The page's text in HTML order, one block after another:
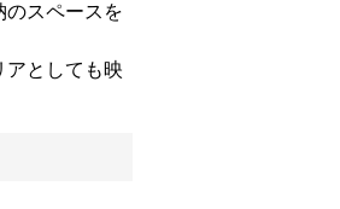
のスペースを
アとしても映